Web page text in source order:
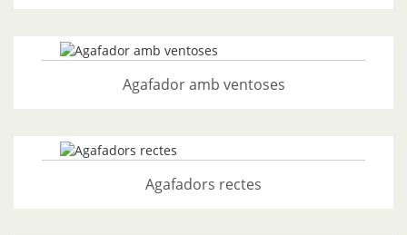
Agafador amb ventoses
Agafadors rectes